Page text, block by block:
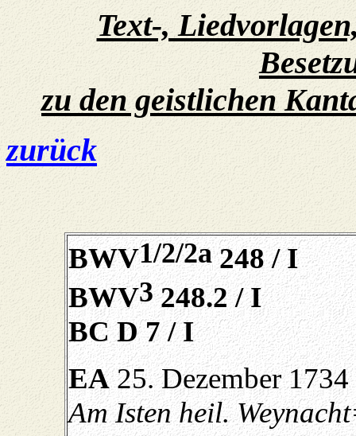
Text-,
zu den geistlichen
zurück
BWV1/2/2a248 / I
BWV3248.2 / I
BC D 7 / I
EA25. Dezember 1734
Am Isten heil.